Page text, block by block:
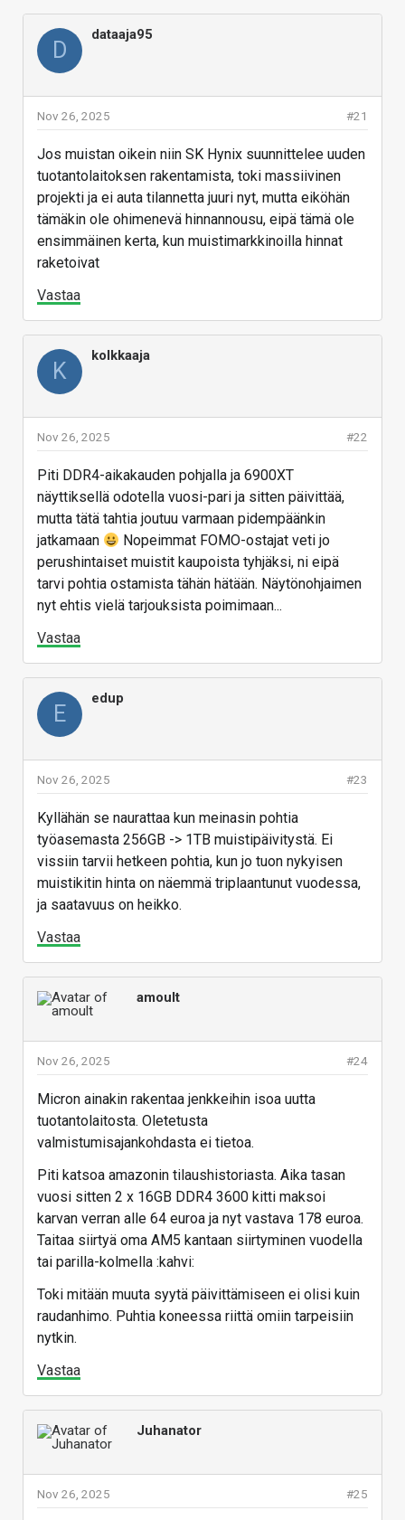
D
dataaja95
#21
Nov 26, 2025
Jos muistan oikein niin SK Hynix suunnittelee uuden
tuotantolaitoksen rakentamista, toki massiivinen
projekti ja ei auta tilannetta juuri nyt, mutta eiköhän
tämäkin ole ohimenevä hinnannousu, eipä tämä ole
ensimmäinen kerta, kun muistimarkkinoilla hinnat
raketoivat
Vastaa
K
kolkkaaja
#22
Nov 26, 2025
Piti DDR4-aikakauden pohjalla ja 6900XT
näyttiksellä odotella vuosi-pari ja sitten päivittää,
mutta tätä tahtia joutuu varmaan pidempäänkin
jatkamaan
Nopeimmat FOMO-ostajat veti jo
perushintaiset muistit kaupoista tyhjäksi, ni eipä
tarvi pohtia ostamista tähän hätään. Näytönohjaimen
nyt ehtis vielä tarjouksista poimimaan...
Vastaa
E
edup
#23
Nov 26, 2025
Kyllähän se naurattaa kun meinasin pohtia
työasemasta 256GB -> 1TB muistipäivitystä. Ei
vissiin tarvii hetkeen pohtia, kun jo tuon nykyisen
muistikitin hinta on näemmä triplaantunut vuodessa,
ja saatavuus on heikko.
Vastaa
amoult
#24
Nov 26, 2025
Micron ainakin rakentaa jenkkeihin isoa uutta
tuotantolaitosta. Oletetusta
valmistumisajankohdasta ei tietoa.
Piti katsoa amazonin tilaushistoriasta. Aika tasan
vuosi sitten 2 x 16GB DDR4 3600 kitti maksoi
karvan verran alle 64 euroa ja nyt vastava 178 euroa.
Taitaa siirtyä oma AM5 kantaan siirtyminen vuodella
tai parilla-kolmella :kahvi:
Toki mitään muuta syytä päivittämiseen ei olisi kuin
raudanhimo. Puhtia koneessa riittä omiin tarpeisiin
nytkin.
Vastaa
Juhanator
#25
Nov 26, 2025